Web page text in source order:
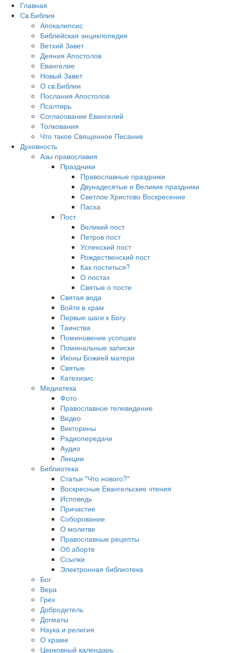
Главная
Св.Библия
Апокалипсис
Библейская энциклопедия
Ветхий Завет
Деяния Апостолов
Евангелие
Новый Завет
О св.Библии
Послания Апостолов
Псалтирь
Согласование Евангелий
Толкования
Что такое Священное Писание
Духовность
Азы православия
Праздники
Православные праздники
Двунадесятые и Великие праздники
Светлое Христово Воскресение
Пасха
Пост
Великий пост
Петров пост
Успенский пост
Рождественский пост
Как поститься?
О постах
Святые о посте
Святая вода
Войти в храм
Первые шаги к Богу
Таинства
Поминовение усопших
Поминальные записки
Иконы Божией матери
Святые
Катехизис
Медиатека
Фото
Православное телевидение
Видео
Викторины
Радиопередачи
Аудио
Лекции
Библиотека
Статьи "Что нового?"
Воскресные Евангельские чтения
Исповедь
Причастие
Соборование
О молитве
Православные рецепты
Об аборте
Ссылки
Электронная библиотека
Бог
Вера
Грех
Добродетель
Догматы
Наука и религия
О храме
Церковный календарь